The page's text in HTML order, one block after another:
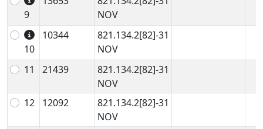
9
NOV
10
10344
821.134.2[82]-31
NOV
11
21439
821.134.2[82]-31
NOV
12
12092
821.134.2[82]-31
NOV